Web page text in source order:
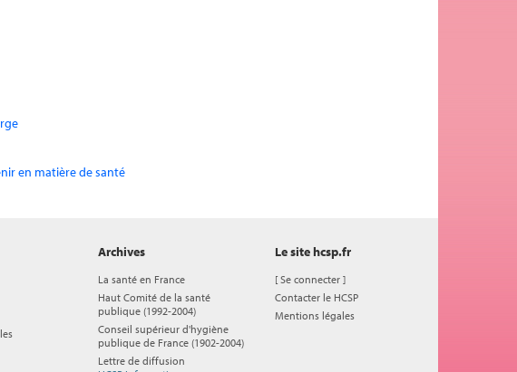
en matière de santé
Archives
La santé en France
Haut Comité de la santé
publique (1992-2004)
Conseil supérieur d'hygiène
publique de France (1902-2004)
Lettre de diffusion
Le site hcsp.fr
[Se connecter ]
Contacter le HCSP
Mentions légales